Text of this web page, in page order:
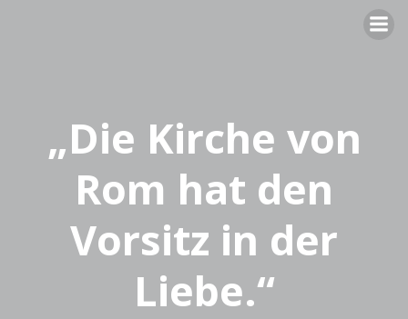
„Die Kirche von
Rom hat den
Vorsitz in der
Liebe.“